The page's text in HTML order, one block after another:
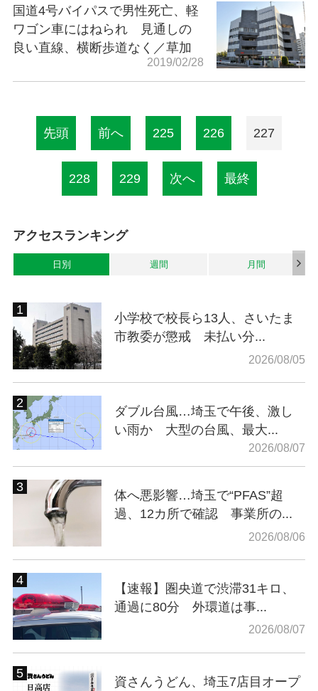
国道4号バイパスで男性死亡、軽
ワゴン車にはねられ 見通しの
良い直線、横断歩道なく／草加
2019/02/28
先頭 前へ 225 226 227
228 229 次へ 最終
アクセスランキング
日別 週間 月間
小学校で校長ら13人、さいたま
市教委が懲戒 未払い分...
2026/08/05
ダブル台風…埼玉で午後、激し
い雨か 大型の台風、最大...
2026/08/07
体へ悪影響…埼玉で“PFAS”超
過、12カ所で確認 事業所の...
2026/08/06
【速報】圏央道で渋滞31キロ、
通過に80分 外環道は事...
2026/08/07
資さんうどん、埼玉7店目オープ